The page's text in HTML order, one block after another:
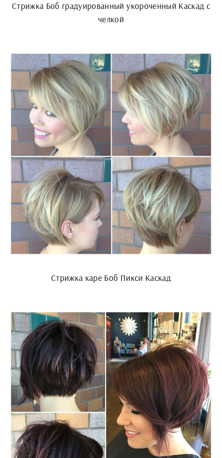
Стрижка Боб градуированный укороченный Каскад с
челкой
Стрижка каре Боб Пикси Каскад